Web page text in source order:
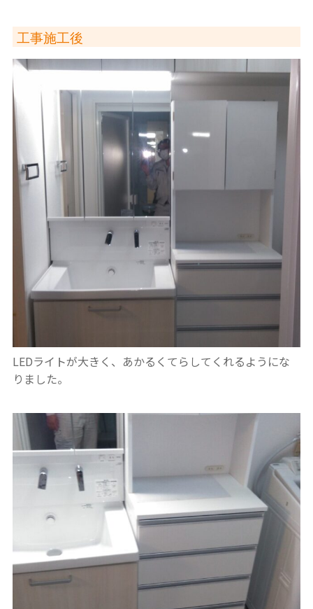
工事施工後
LEDライトが大きく、あかるくてらしてくれるようにな
りました。